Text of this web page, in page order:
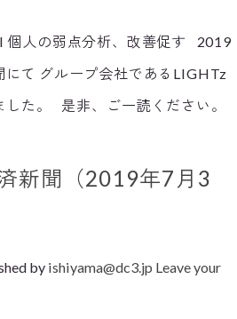
個人の弱点分析、改善促す 2019
て グループ会社であるLIGHTz
した。 是非、ご一読ください。
新聞（2019年7月3
by ishiyama@dc3.jp Leave your